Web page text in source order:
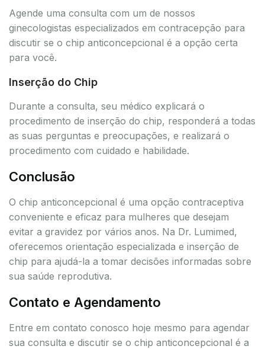
Agende uma consulta com um de nossos
ginecologistas especializados em contracepção para
discutir se o chip anticoncepcional é a opção certa
para você.
Inserção do Chip
Durante a consulta, seu médico explicará o
procedimento de inserção do chip, responderá a todas
as suas perguntas e preocupações, e realizará o
procedimento com cuidado e habilidade.
Conclusão
O chip anticoncepcional é uma opção contraceptiva
conveniente e eficaz para mulheres que desejam
evitar a gravidez por vários anos. Na Dr. Lumimed,
oferecemos orientação especializada e inserção de
chip para ajudá-la a tomar decisões informadas sobre
sua saúde reprodutiva.
Contato e Agendamento
Entre em contato conosco hoje mesmo para agendar
sua consulta e discutir se o chip anticoncepcional é a